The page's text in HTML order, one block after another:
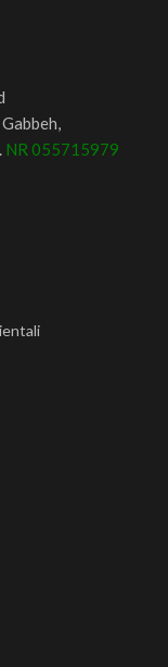
NR 055715979